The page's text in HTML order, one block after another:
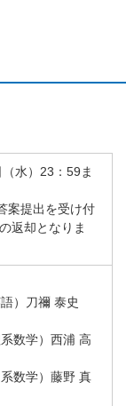
水）23：59ま
案提出を受け付
返却となりま
）刀禰 泰史
数学）西浦 高
数学）藤野 真